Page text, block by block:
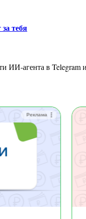
тебя
Реклама